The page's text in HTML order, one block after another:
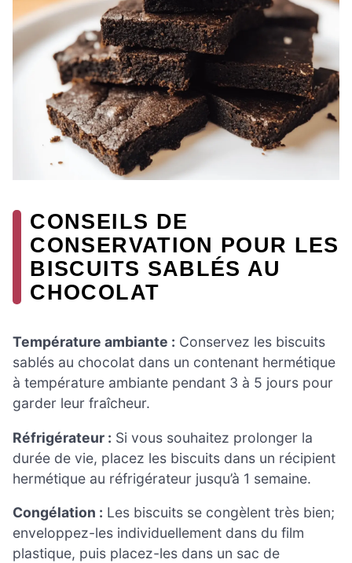
CONSEILS DE
CONSERVATION POUR LES
BISCUITS SABLÉS AU
CHOCOLAT
Température ambiante : Conservez les biscuits
sablés au chocolat dans un contenant hermétique
à température ambiante pendant 3 à 5 jours pour
garder leur fraîcheur.
Réfrigérateur : Si vous souhaitez prolonger la
durée de vie, placez les biscuits dans un récipient
hermétique au réfrigérateur jusqu’à 1 semaine.
Congélation : Les biscuits se congèlent très bien;
enveloppez-les individuellement dans du film
plastique, puis placez-les dans un sac de